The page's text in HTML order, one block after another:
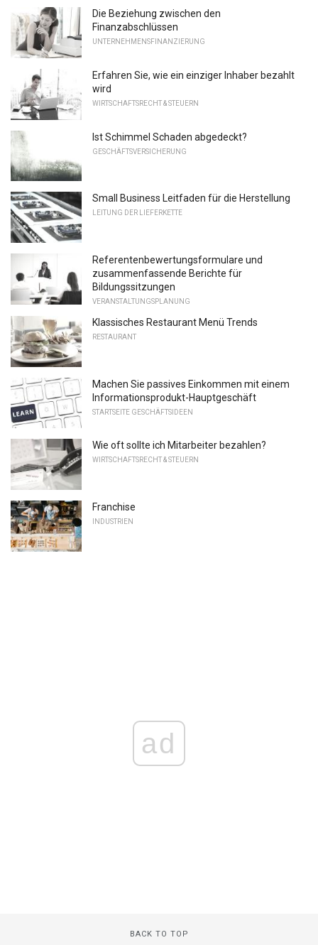
Die Beziehung zwischen den
Finanzabschlüssen
UNTERNEHMENSFINANZIERUNG
Erfahren Sie, wie ein einziger Inhaber bezahlt
wird
WIRTSCHAFTSRECHT & STEUERN
Ist Schimmel Schaden abgedeckt?
GESCHÄFTSVERSICHERUNG
Small Business Leitfaden für die Herstellung
LEITUNG DER LIEFERKETTE
Referentenbewertungsformulare und
zusammenfassende Berichte für
Bildungssitzungen
VERANSTALTUNGSPLANUNG
Klassisches Restaurant Menü Trends
RESTAURANT
Machen Sie passives Einkommen mit einem
Informationsprodukt-Hauptgeschäft
STARTSEITE GESCHÄFTSIDEEN
Wie oft sollte ich Mitarbeiter bezahlen?
WIRTSCHAFTSRECHT & STEUERN
Franchise
INDUSTRIEN
ad
BACK TO TOP